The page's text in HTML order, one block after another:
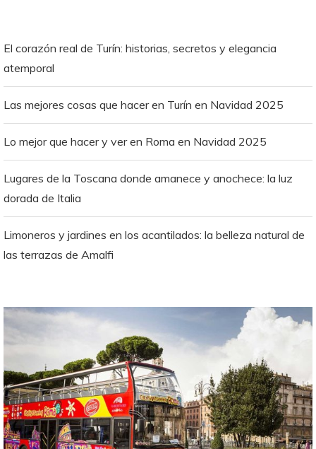
El corazón real de Turín: historias, secretos y elegancia
atemporal
Las mejores cosas que hacer en Turín en Navidad 2025
Lo mejor que hacer y ver en Roma en Navidad 2025
Lugares de la Toscana donde amanece y anochece: la luz
dorada de Italia
Limoneros y jardines en los acantilados: la belleza natural de
las terrazas de Amalfi